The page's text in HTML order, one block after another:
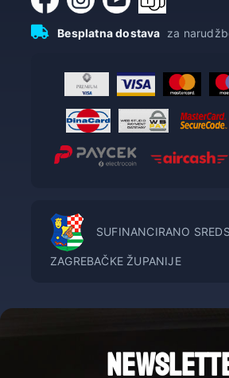
Besplatna dostava za
SUFINANCIRANO
ZAGREBAČKE ŽUPANIJE